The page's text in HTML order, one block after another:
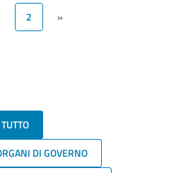
2 »
TUTTO
DI GOVERNO